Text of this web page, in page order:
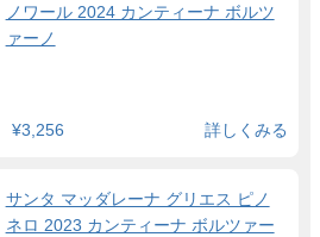
ノワール 2024 カンティーナ ボルツ
ァーノ
¥3,256 詳しくみる
サンタ マッダレーナ グリエス ピノ
ネロ 2023 カンティーナ ボルツァー